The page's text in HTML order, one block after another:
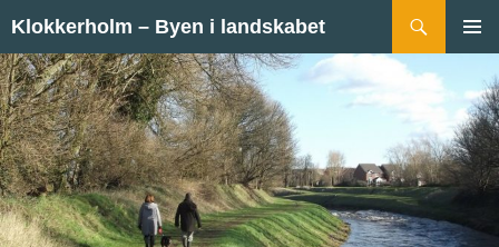
Klokkerholm – Byen i landskabet